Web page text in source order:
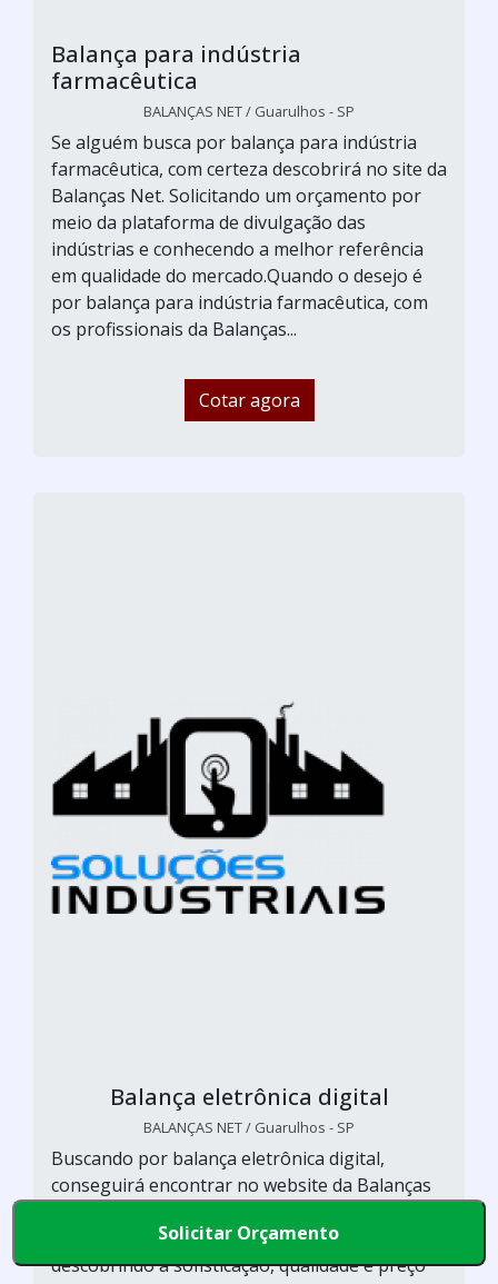
Balança para indústria
farmacêutica
BALANÇAS NET / Guarulhos - SP
Se alguém busca por balança para indústria
farmacêutica, com certeza descobrirá no site da
Balanças Net. Solicitando um orçamento por
meio da plataforma de divulgação das
indústrias e conhecendo a melhor referência
em qualidade do mercado.Quando o desejo é
por balança para indústria farmacêutica, com
os profissionais da Balanças...
Cotar agora
Balança eletrônica digital
BALANÇAS NET / Guarulhos - SP
Buscando por balança eletrônica digital,
conseguirá encontrar no website da Balanças
marketplace Soluções Industriais e
descobrindo a sofisticação, qualidade e preço
Solicitar Orçamento